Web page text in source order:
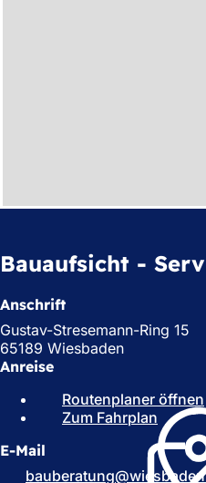
Bauaufsicht -
Anschrift
Gustav-Stresemann-Ring 15
65189 Wiesbaden
Anreise
Routenplaner öffnen
Zum Fahrplan
Ö
f
f
E-Mail
bauberatung
wiesbaden